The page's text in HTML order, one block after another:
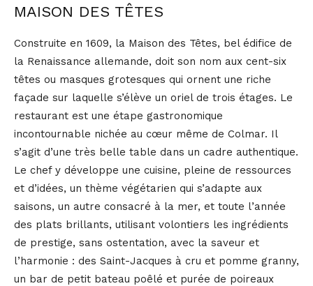
MAISON DES TÊTES
Construite en 1609, la Maison des Têtes, bel édifice de
la Renaissance allemande, doit son nom aux cent-six
têtes ou masques grotesques qui ornent une riche
façade sur laquelle s’élève un oriel de trois étages. Le
restaurant est une étape gastronomique
incontournable nichée au cœur même de Colmar. Il
s’agit d’une très belle table dans un cadre authentique.
Le chef y développe une cuisine, pleine de ressources
et d’idées, un thème végétarien qui s’adapte aux
saisons, un autre consacré à la mer, et toute l’année
des plats brillants, utilisant volontiers les ingrédients
de prestige, sans ostentation, avec la saveur et
l’harmonie : des Saint-Jacques à cru et pomme granny,
un bar de petit bateau poêlé et purée de poireaux